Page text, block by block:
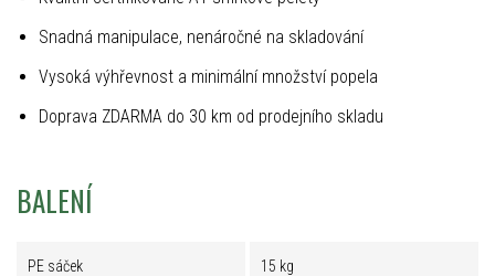
Snadná manipulace, nenáročné na skladování
Vysoká výhřevnost a minimální množství popela
Doprava ZDARMA do 30 km od prodejního skladu
BALENÍ
PE sáček 15 kg